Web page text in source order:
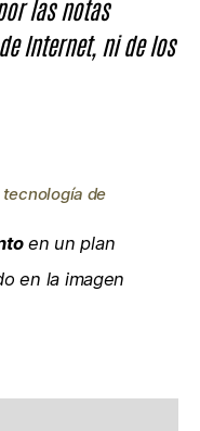
las notas
Internet, ni de los
de
en un plan
en la imagen